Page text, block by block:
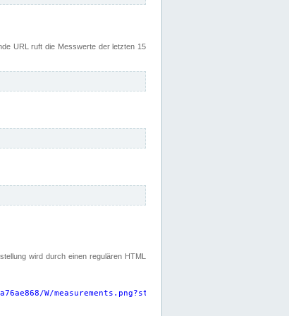
URL ruft die Messwerte der letzten 15
wird durch einen regulären HTML
W/